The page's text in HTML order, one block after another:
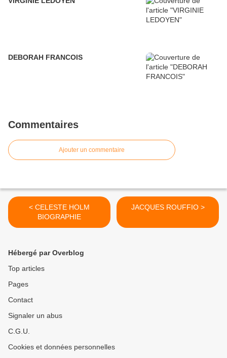
DEBORAH FRANCOIS
Commentaires
Ajouter un commentaire
< CELESTE HOLM
BIOGRAPHIE
JACQUES ROUFFIO >
Hébergé par Overblog
Top articles
Pages
Contact
Signaler un abus
C.G.U.
Cookies et données personnelles